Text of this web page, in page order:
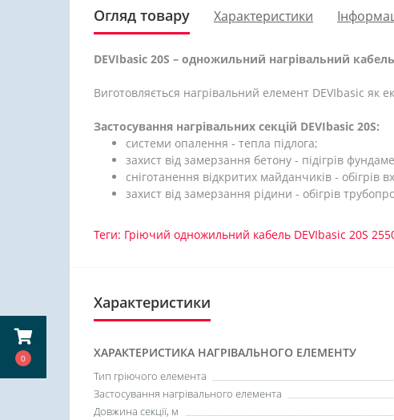
0
Огляд товару Характеристики
DEVIbasic 20S – одножильний нагрівальний
Виготовляється нагрівальний елемент DEVIbasic
Застосування нагрівальних секцій DEVIbasic 20S:
системи опалення - тепла підлога;
захист від замерзання бетону - підігрів
сніготанення відкритих майданчиків - обігрів
захист від замерзання рідини - обігрів
Теги: Гріючий одножильний кабель DEVIbasic 20S
Характеристики
ХАРАКТЕРИСТИКА НАГРІВАЛЬНОГО ЕЛЕМЕНТУ
Тип гріючого елемента
Застосування нагрівального елемента
Довжина секції, м